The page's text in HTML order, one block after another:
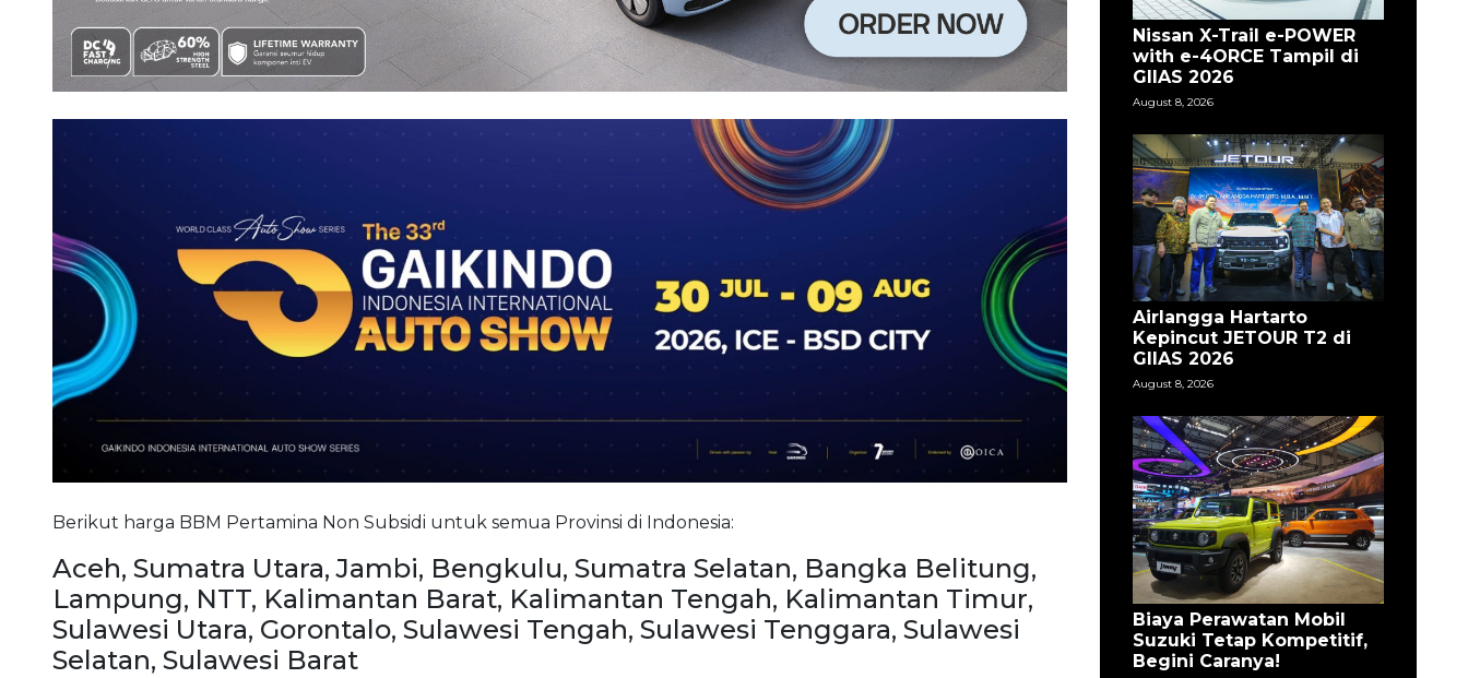
Berikut harga BBM Pertamina Non Subsidi untuk semua Provinsi di Indonesia:
Aceh, Sumatra Utara, Jambi, Bengkulu, Sumatra Selatan, Bangka Belitung,
Lampung, NTT, Kalimantan Barat, Kalimantan Tengah, Kalimantan Timur,
Sulawesi Utara, Gorontalo, Sulawesi Tengah, Sulawesi Tenggara, Sulawesi
Selatan, Sulawesi Barat
Nissan X-Trail e-POWER
with e-4ORCE Tampil di
GIIAS 2026
August 8, 2026
Airlangga Hartarto
Kepincut JETOUR T2 di
GIIAS 2026
August 8, 2026
Biaya Perawatan Mobil
Suzuki Tetap Kompetitif,
Begini Caranya!